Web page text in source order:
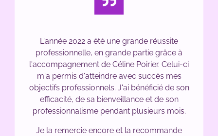
L'année 2022 a été une grande réussite
professionnelle, en grande partie grâce à
l'accompagnement de Céline Poirier. Celui-ci
m'a permis d'atteindre avec succès mes
objectifs professionnels. J'ai bénéficié de son
efficacité, de sa bienveillance et de son
professionnalisme pendant plusieurs mois.
Je la remercie encore et la recommande